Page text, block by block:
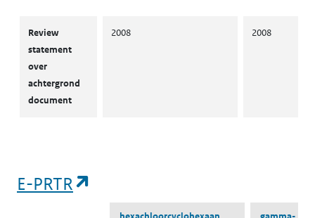
Review
statement
over
achtergrond
document
2008 2008
E-PRTR